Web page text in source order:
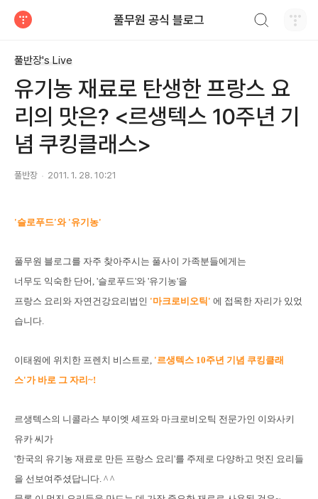
풀무원 공식 블로그
풀반장's Live
유기농 재료로 탄생한 프랑스 요
리의 맛은? <르생텍스 10주년 기
념 쿠킹클래스>
풀반장 2011. 1. 28. 10:21
'슬로푸드'와 '유기농'
풀무원 블로그를 자주 찾아주시는 풀사이 가족분들에게는
너무도 익숙한 단어, '슬로푸드'와 '유기농'을
프랑스 요리와 자연건강요리법인 '마크로비오틱' 에 접목한 자리 가 있었
습니다.
이태원에 위치한 프렌치 비스트로, '르생텍스 10주년 기념 쿠킹클래
스'가 바로 그 자리~!
르생텍스의 니콜라스 부이엣 셰프와 마크로비오틱 전문가인 이와사키
유카 씨 가
'한국의 유기농 재료로 만든 프랑스 요리'를 주제로 다양하고 멋진 요리들
을 선보여주셨답니다. ^ ^